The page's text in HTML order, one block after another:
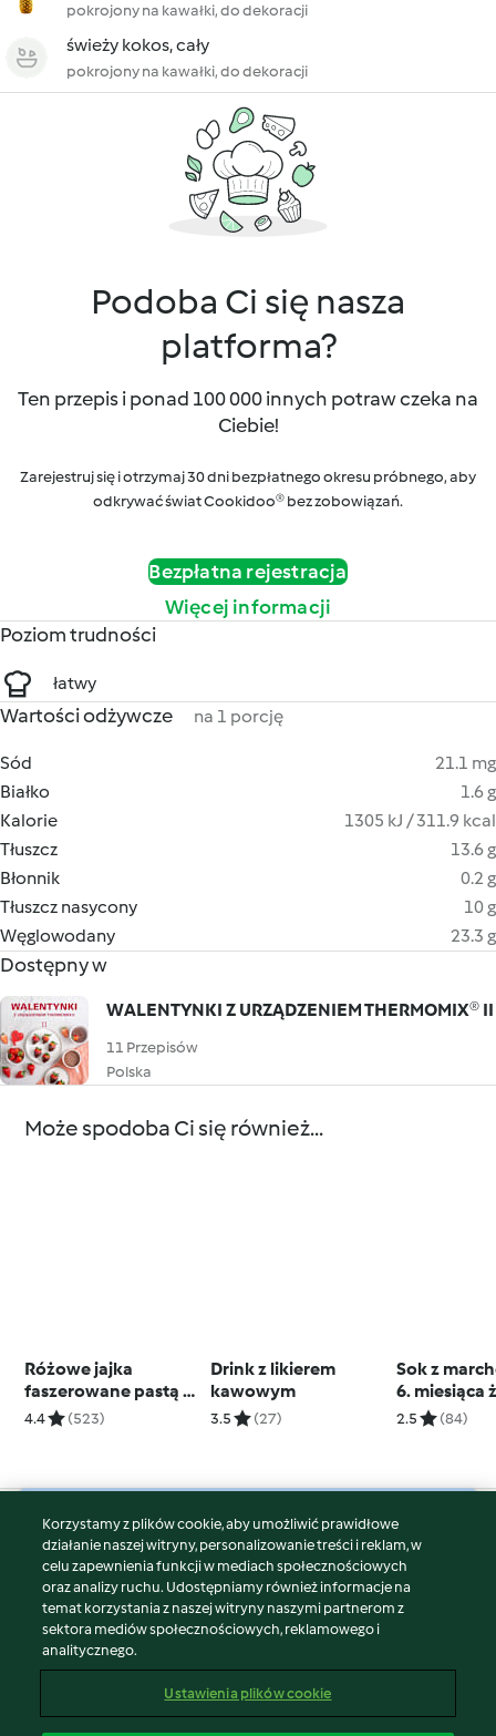
pokrojony na kawałki, do dekoracji
świeży kokos, cały
pokrojony na kawałki, do dekoracji
Podoba Ci się nasza
platforma?
Ten przepis i ponad 100 000 innych potraw czeka na
Ciebie!
Zarejestruj się i otrzymaj 30 dni bezpłatnego okresu próbnego, aby
odkrywać świat Cookidoo® bez zobowiązań.
Bezpłatna rejestracja
Więcej informacji
Poziom trudności
łatwy
Wartości odżywcze na 1 porcję
Sód
21.1 mg
Białko
1.6 g
Kalorie
1305 kJ / 311.9 kcal
Tłuszcz
13.6 g
Błonnik
0.2 g
Tłuszcz nasycony
10 g
Węglowodany
23.3 g
Dostępny w
WALENTYNKI Z URZĄDZENIEM THERMOMIX® II
11 Przepisów
Polska
Może spodoba Ci się również...
Różowe jajka
faszerowane pastą z
szynki
4.4 (523)
Drink z likierem
kawowym
3.5 (27)
Sok z
6. miesiąca
2.5 (84)
© Copyright 2026
Warunki korzystania
Polityka prywatności
Disclaimer
Znak wydawcy
Zgłoś treść
Korzystamy z plików cookie, aby umożliwić prawidłowe
działanie naszej witryny, personalizowanie treści i reklam, w
celu zapewnienia funkcji w mediach społecznościowych
oraz analizy ruchu. Udostępniamy również informacje na
temat korzystania z naszej witryny naszymi partnerom z
sektora mediów społecznościowych, reklamowego i
analitycznego.
Ustawienia plików cookie